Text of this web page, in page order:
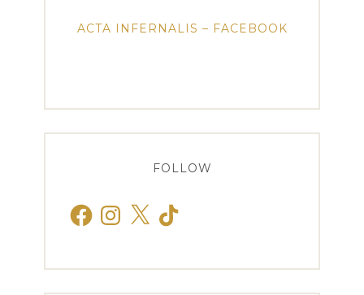
ACTA INFERNALIS – FACEBOOK
FOLLOW
FacebookInstagram
X TikTok